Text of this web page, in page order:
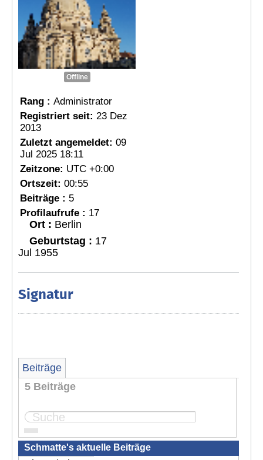
Offline
Rang : Administrator
Registriert seit: 23 Dez
2013
Zuletzt angemeldet: 09
Jul 2025 18:11
Zeitzone: UTC +0:00
Ortszeit: 00:55
Beiträge : 5
Profilaufrufe : 17
Ort : Berlin
Geburtstag : 17
Jul 1955
Signatur
Beiträge
5 Beiträge
Seite:
Schmatte's aktuelle Beiträge